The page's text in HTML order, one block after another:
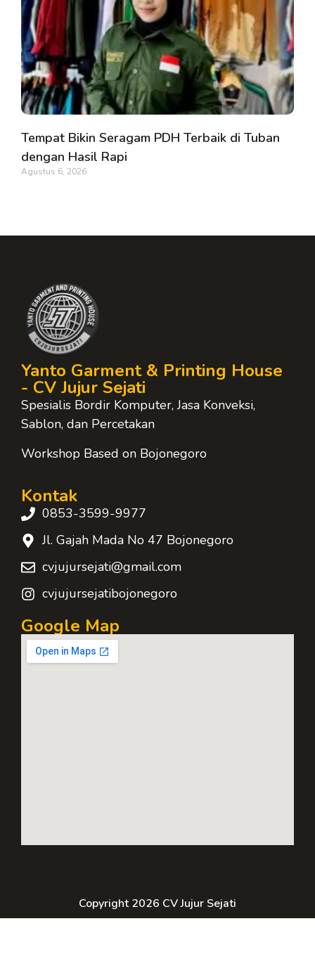
Tempat Bikin Seragam PDH Terbaik di Tuban
dengan Hasil Rapi
Agustus 6, 2026
Yanto Garment & Printing House
- CV Jujur Sejati
Spesialis Bordir Komputer, Jasa Konveksi,
Sablon, dan Percetakan
Workshop Based on Bojonegoro
Kontak
0853-3599-9977
Jl. Gajah Mada No 47 Bojonegoro
cvjujursejati@gmail.com
cvjujursejatibojonegoro
Google Map
Copyright 2026 CV Jujur Sejati